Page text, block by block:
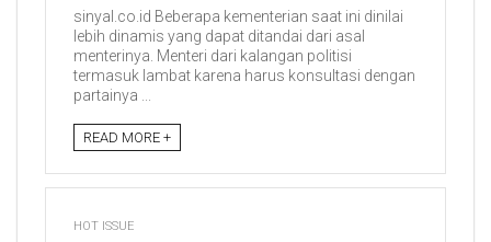
sinyal.co.id Beberapa kementerian saat ini dinilai
lebih dinamis yang dapat ditandai dari asal
menterinya. Menteri dari kalangan politisi
termasuk lambat karena harus konsultasi dengan
partainya ...
READ MORE +
HOT ISSUE